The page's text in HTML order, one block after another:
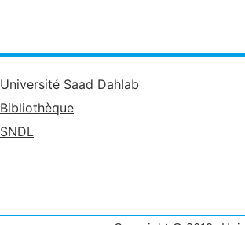
Université Saad Dahlab
Bibliothèque
SNDL